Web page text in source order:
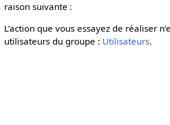
raison suivante :
L’action que vous essayez de réaliser
utilisateurs du groupe : Utilisateurs.